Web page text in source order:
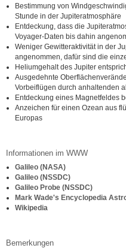
Bestimmung von
Stunde in der Jupiteratmosphäre
Entdeckung, dass die
Voyager-Daten bis dahin
Weniger Gewitteraktivität in der
angenommen, dafür sind die
Heliumgehalt des Jupiter
Ausgedehnte
Vorbeiflügen durch anhaltenden
Entdeckung eines Magnetfeldes
Anzeichen für einen Ozean aus
Europas
Informationen im WWW
Galileo (NASA)
Galileo (NSSDC)
Galileo Probe (NSSDC)
Mark Wade's Encyclopedia
Wikipedia
Bemerkungen